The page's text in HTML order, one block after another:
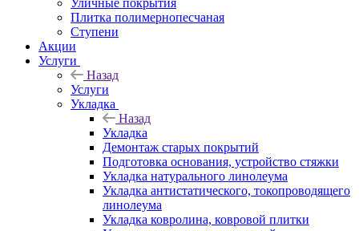
Плитка полимернопесчаная
Ступени
Акции
Услуги
Назад
Услуги
Укладка
Назад
Укладка
Демонтаж старых покрытий
Подготовка основания, устройство стяжки
Укладка натурального линолеума
Укладка антистатического, токопроводящего
линолеума
Укладка ковролина, ковровой плитки